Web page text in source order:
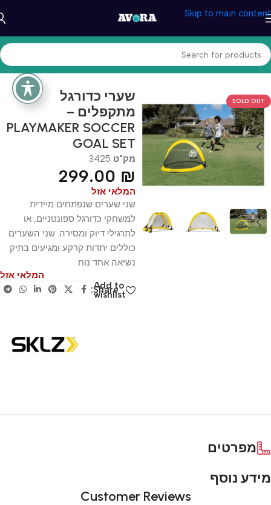
Skip to main content
עמוד הבית/ספורט וכושר/כדורגל
SOLD OUT
שערי כדורגל
מתקפלים –
PLAYMAKER SOCCER
GOAL SET
מק"ט 3425
299.00 ₪
המלאי אזל
שני שערים שנפתחים מיידית
למשחקי כדורגל ספונטניים, או
לתרגילי דיוק ומסירה. שני השערים
כוללים יתדות קרקע ומגיעים בתיק
נשיאה אחד נוח.
המלאי אזל
Add to
wishlist
Share:
מפרטים
מידע נוסף
Customer Reviews